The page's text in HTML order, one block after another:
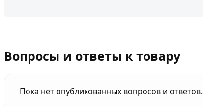
Вопросы и ответы к товару
Пока нет опубликованных вопросов и ответов.